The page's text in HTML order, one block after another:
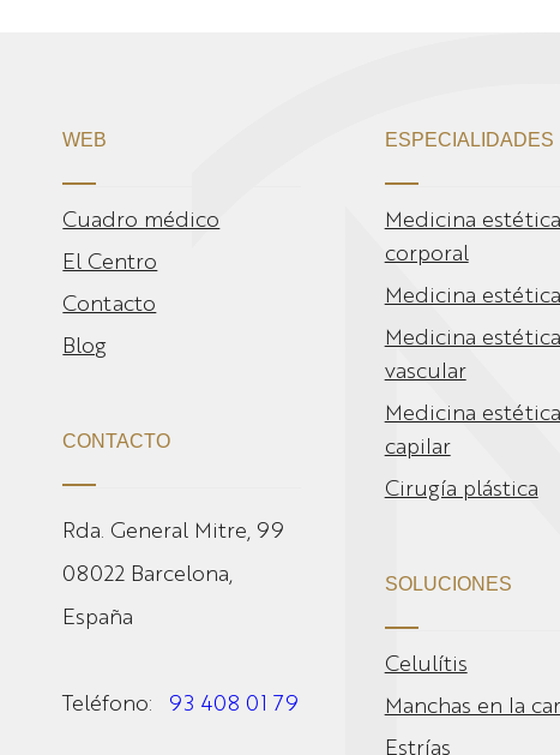
WEB
Cuadro médico
El Centro
Contacto
Blog
CONTACTO
Rda. General Mitre, 99
08022 Barcelona,
España
Teléfono: 93 408 01 79
ESPECIALIDADES
Medicina estética
corporal
Medicina
Medicina estética
vascular
Medicina estética
capilar
Cirugía plástica
SOLUCIONES
Celulítis
Manchas en la
Estrías